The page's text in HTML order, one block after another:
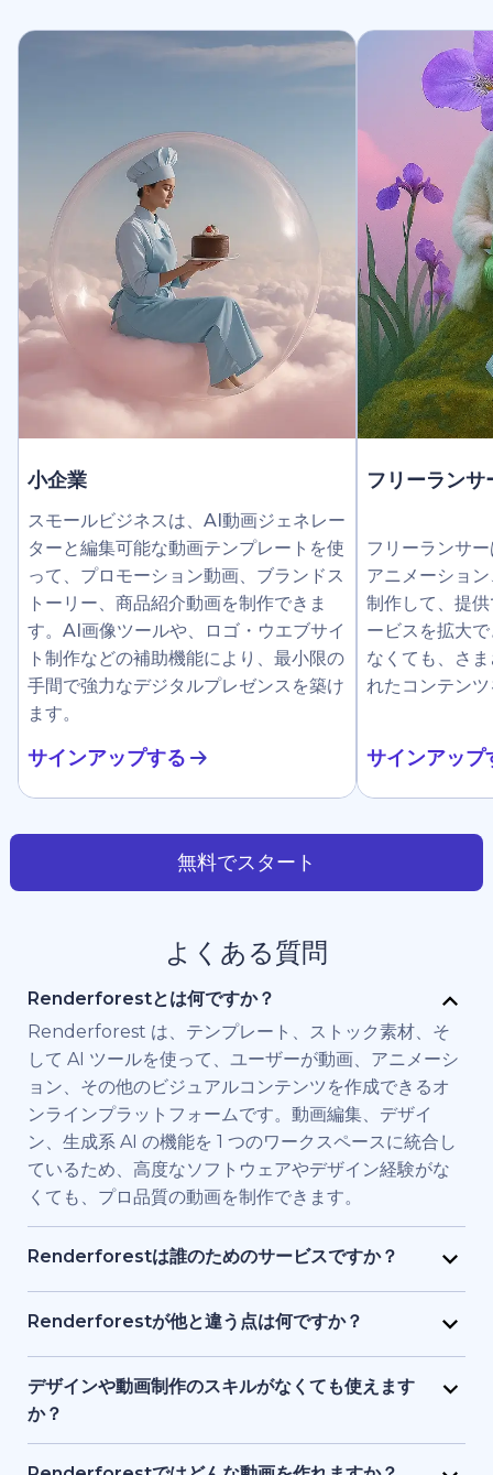
小企業
スモールビジネスは、AI動画ジェネレー
ターと編集可能な動画テンプレートを使
って、プロモーション動画、ブランドス
トーリー、商品紹介動画を制作できま
す。AI画像ツールや、ロゴ・ウエブサイ
ト制作などの補助機能により、最小限の
手間で強力なデジタルプレゼンスを築け
ます。
サインアップする
フリーランサ
フリーランサ
アニメーショ
制作して、提
ービスを拡大
なくても、さ
れたコンテン
サインアップ
無料でスタート
よくある質問
Renderforestとは何ですか？
Renderforest は、テンプレート、ストック素材、そ
して AI ツールを使って、ユーザーが動画、アニメーシ
ョン、その他のビジュアルコンテンツを作成できるオ
ンラインプラットフォームです。動画編集、デザイ
ン、生成系 AI の機能を 1 つのワークスペースに統合し
ているため、高度なソフトウェアやデザイン経験がな
くても、プロ品質の動画を制作できます。
Renderforestは誰のためのサービスですか？
Renderforest は、高品質の動画を素早く必要とする
個人やチーム向けに構築されています。マーケティン
ム、フリーランサー、コンテンツクリエイターなど
が、フル制作チームを雇わずに、ブランド用、研修
用、またはプロモーション用の動画を制作するために
Renderforestが他と違う点は何ですか？
Renderforestは複数のAIと動画生成モデルを1つのプ
ラットフォームに統合しています。ユーザーは、テキ
ストから動画生成、ストック素材ベースの動画、AI 生
成アニメーションまで、ツールを切り替える必要なく
作成・編集・書き出しが可能です。テンプレート、AI
デザインや動画制作のスキルがなくても使えます
か？
はい、使えます。Renderforestには1,200点以上のテ